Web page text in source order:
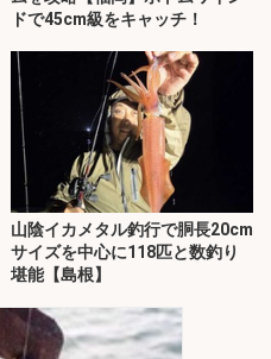
ドで45cm級をキャッチ！
山陰イカメタル釣行で胴長20cm
サイズを中心に118匹と数釣り
堪能【島根】